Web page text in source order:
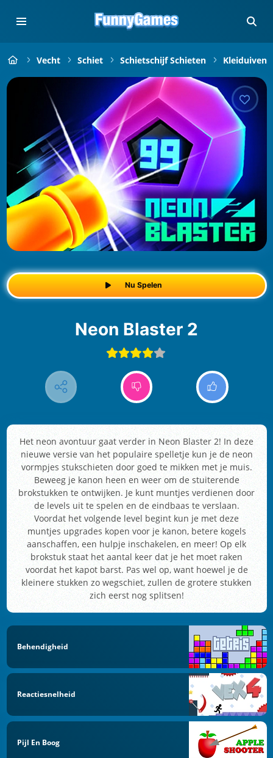
Vecht Schiet Schietschijf Schieten Kleiduiven
Nu Spelen
Neon Blaster 2
Het neon avontuur gaat verder in Neon Blaster 2! In deze
nieuwe versie van het populaire spelletje kun je de neon
vormpjes stukschieten door goed te mikken met je muis.
Beweeg je kanon heen en weer om de stuiterende
brokstukken te ontwijken. Je kunt muntjes verdienen door
de levels uit te spelen en de eindbaas te verslaan.
Voordat het volgende level begint kun je met deze
muntjes upgrades kopen voor je kanon, betere kogels
aanschaffen, een hulpje inschakelen, en meer! Op elk
brokstuk staat het aantal keer dat je het moet raken
voordat het kapot barst. Pas wel op, want hoewel je de
kleinere stukken zo wegschiet, zullen de grotere stukken
zich eerst nog splitsen!
Behendigheid
Reactiesnelheid
Pijl En Boog